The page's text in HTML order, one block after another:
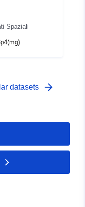
Spaziali
datasets arrow_forward